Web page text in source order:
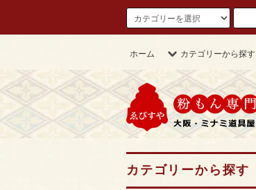
ホーム カテゴリーから探す
カテゴリーから探す